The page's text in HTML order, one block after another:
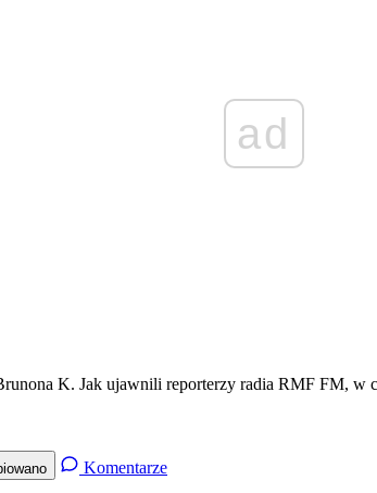
ad
K. Jak ujawnili reporterzy radia RMF FM,
Komentarze